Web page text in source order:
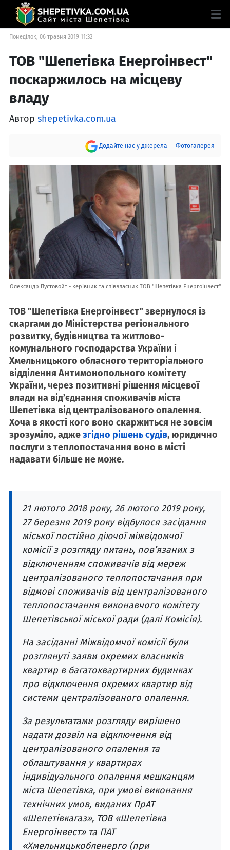
Понеділок, 06 травня 2019 11:32
ТОВ "Шепетівка Енергоінвест"
поскаржилось на місцеву
владу
Автор shepetivka.com.ua
Додайте нас у джерела Фотогалерея
Олександр Пустовойт - керівник та співвласник ТОВ "Шепетівка Енергоінвест"
ТОВ "Шепетівка Енергоінвест" звернулося із
скаргами до Міністерства регіонального
розвитку, будівництва та житлово-
комунального господарства України і
Хмельницького обласного територіального
відділення Антимонопольного комітету
України, через позитивні рішення місцевої
влади на від’єднання споживачів міста
Шепетівка від централізованого опалення.
Хоча в якості кого воно скаржиться не зовсім
зрозуміло, аджезгідно рішень судів, юридично
послуги з теплопостачання воно в місті
надавати більше не може.
21 лютого 2018 року, 26 лютого 2019 року,
27 березня 2019 року відбулося засідання
міської постійно діючої міжвідомчої
комісії з розгляду питань, пов’язаних з
відключенням споживачів від мереж
централізованого теплопостачання при
відмові споживачів від централізованого
теплопостачання виконавчого комітету
Шепетівської міської ради (далі Комісія).
На засіданні Міжвідомчої комісії були
розглянуті заяви окремих власників
квартир в багатоквартирних будинках
про відключення окремих квартир від
системи централізованого опалення.
За результатами розгляду вирішено
надати дозвіл на відключення від
централізованого опалення та
облаштування у квартирах
індивідуального опалення мешканцям
міста Шепетівка, при умові виконання
технічних умов, виданих ПрАТ
«Шепетівкагаз», ТОВ «Шепетівка
Енергоінвест» та ПАТ
«Хмельницькобленерго (при